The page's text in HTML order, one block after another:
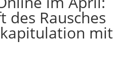
des Rausches
mit